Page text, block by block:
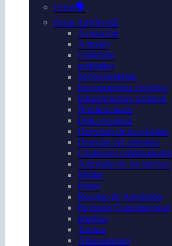
Foros🗣️
Penal Adjetivo⚖️
Acusación
Amparo
confesión
nulidades
Sobreseimiento
Incongruencia negativa
Infraestructura racional
Notificaciones
Dolo eventual
Derechos de las víctima
Derecho del enemigo
Cautelares patrimoniales
Admisión de los hechos
Militar
Poder
Recurso de Apelación
Revisión Constitucional
pruebas
Tortura
Allanamiento